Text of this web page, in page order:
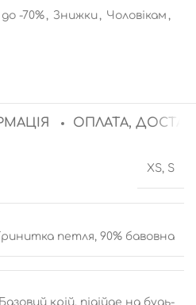
-70% , Знижки , Чоловікам ,
ОПЛАТА,
XS, S
Тринитка петля, 90% бавовна
Базовий крій, підійде на будь-